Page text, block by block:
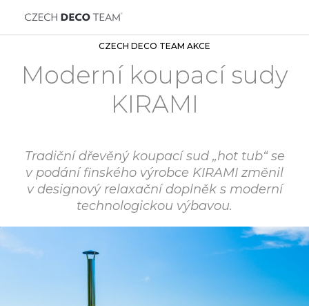
CZECH DECO TEAM AKCE
Moderní koupací sudy
KIRAMI
Tradiční dřevěný koupací sud „hot tub“ se
v podání finského výrobce KIRAMI změnil
v designový relaxační doplněk s moderní
technologickou výbavou.